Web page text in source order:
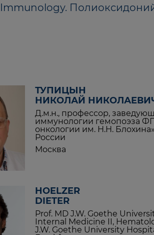
Immunology.
ТУПИЦЫН
НИКОЛАЙ
Д.м.н., профессор,
иммунологии гемопоэза
онкологии им. Н.Н.
России
Москва
HOELZER
DIETER
Prof. MD J.W. Goethe
Internal Medicine II,
J.W. Goethe University